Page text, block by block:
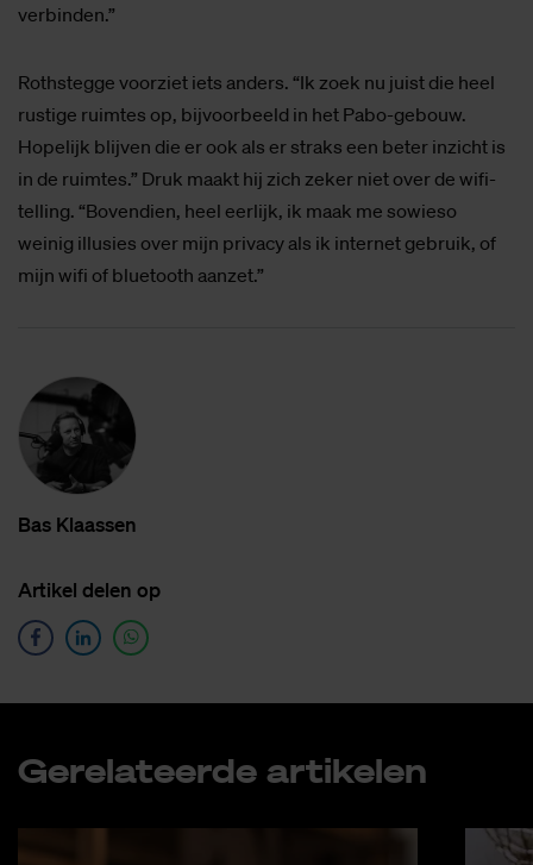
verbinden.”
Rothstegge voorziet iets anders. “Ik zoek nu juist die heel
rustige ruimtes op, bijvoorbeeld in het Pabo-gebouw.
Hopelijk blijven die er ook als er straks een beter inzicht is
in de ruimtes.” Druk maakt hij zich zeker niet over de wifi-
telling. “Bovendien, heel eerlijk, ik maak me sowieso
weinig illusies over mijn privacy als ik internet gebruik, of
mijn wifi of bluetooth aanzet.”
Bas Klaas­sen
Ar­ti­kel de­len op
Ge­re­la­teer­de ar­ti­ke­len